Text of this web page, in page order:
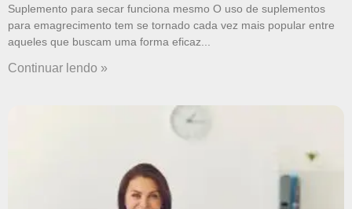
Suplemento para secar funciona mesmo O uso de suplementos
para emagrecimento tem se tornado cada vez mais popular entre
aqueles que buscam uma forma eficaz
Continuar lendo »